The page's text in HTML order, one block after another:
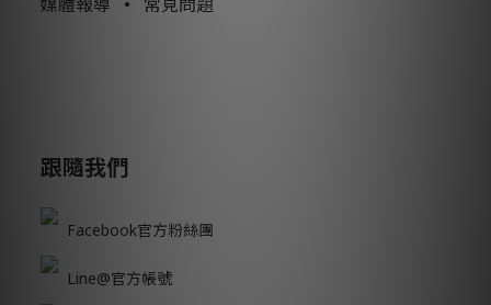
跟隨我們
Facebook官方粉絲團
Line@官方帳號